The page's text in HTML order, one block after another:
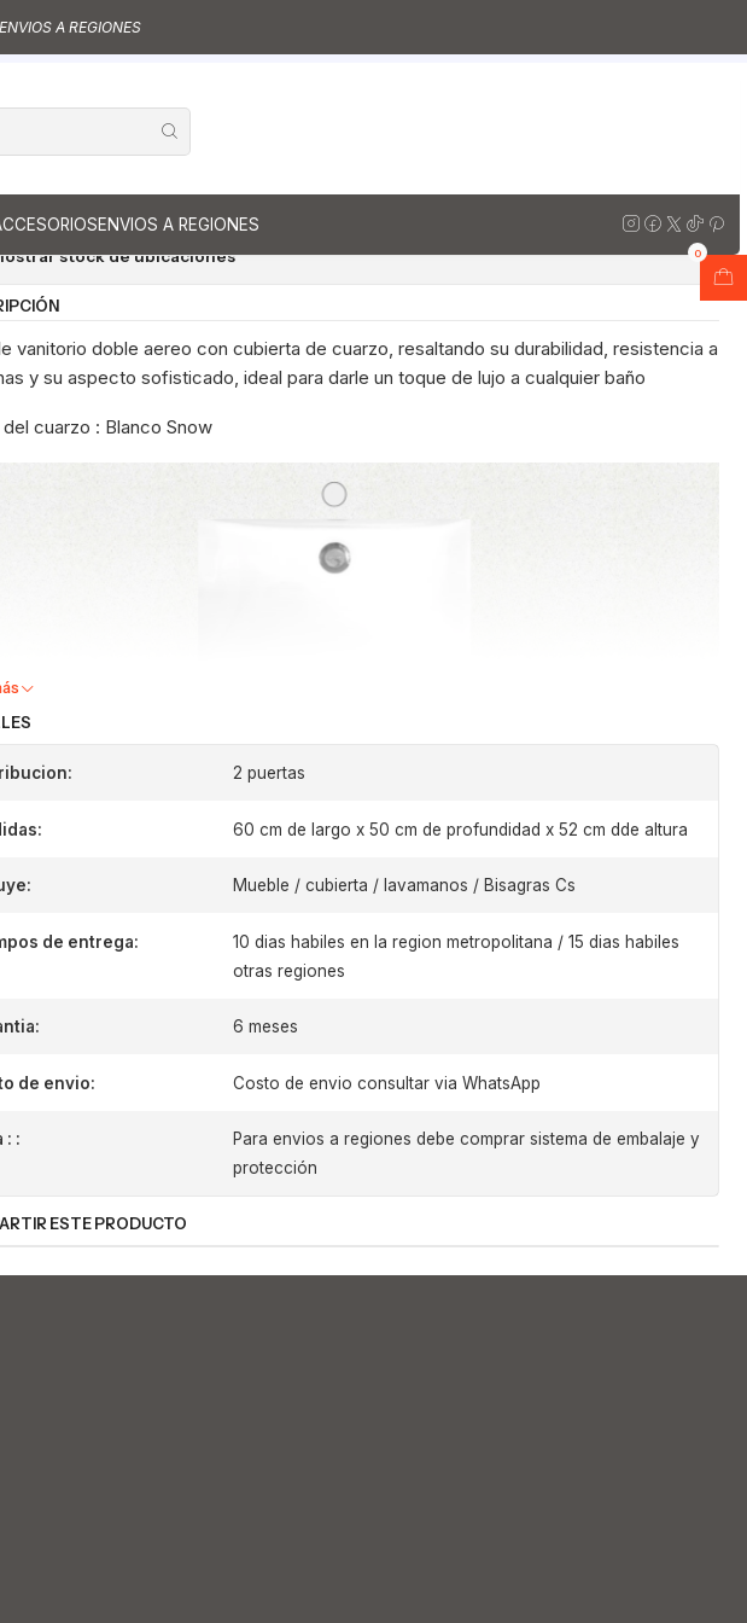
ENVIOS A REGIONES
0
A REGIONES
aereo - simple de cuarzo
cuarzo / M0-638-A / Espresso
de cuarzo / M0-638-A / Espresso
stock de ubicaciones
vanitorio doble aereo con cubierta de cuarzo, resaltando su durabilidad, resistencia a
y su aspecto sofisticado, ideal para darle un toque de lujo a cualquier baño
cuarzo : Blanco Snow
2 puertas
60 cm de largo x 50 cm de profundidad x 52 cm dde altura
Mueble / cubierta / lavamanos / Bisagras Cs
de entrega:
10 dias habiles en la region metropolitana / 15 dias habiles
otras regiones
6 meses
de envio: Costo de envio consultar via WhatsApp
: :
Para envios a regiones debe comprar sistema de embalaje y
protección
ESTE PRODUCTO